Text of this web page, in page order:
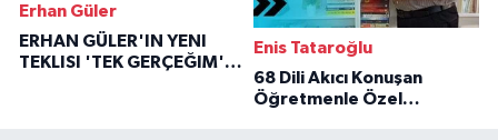
Erhan Güler
ERHAN GÜLER'IN YENI
TEKLISI 'TEK GERÇEĞIM'LE
Enis Tataroğlu
68 Dili Akıcı Konuşan
Öğretmenle Özel